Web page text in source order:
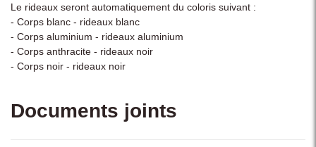
Le rideaux seront automatiquement du coloris suivant :
- Corps blanc - rideaux blanc
- Corps aluminium - rideaux aluminium
- Corps anthracite - rideaux noir
- Corps noir - rideaux noir
Documents joints